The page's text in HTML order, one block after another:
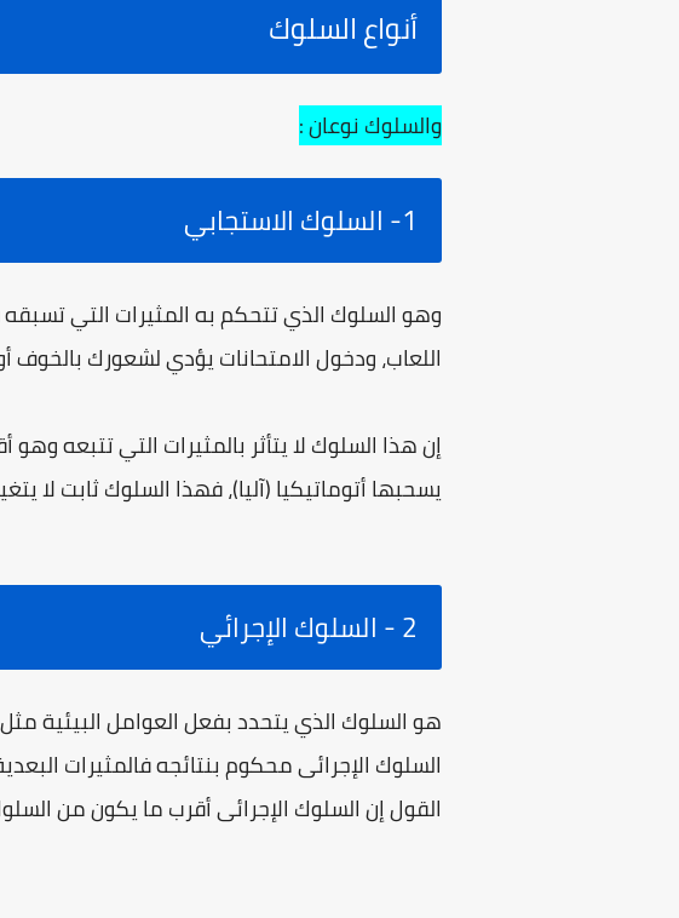
أنواع السلوك
والسلوك نوعان :
1- السلوك الاستجابي
وهو السلوك الذي تتحكم به المثيرات التي
اللعاب، ودخول الامتحانات يؤدي لشعورك
إن هذا السلوك لا يتأثر بالمثيرات التي تتبعه
يسحبها أتوماتيكيا (آليا)، فهذا السلوك ثابت لا
2 - السلوك الإجرائي
هو السلوك الذي يتحدد بفعل العوامل البيئية مثل
السلوك الإجرائى محكوم بنتائجه فالمثيرات
القول إن السلوك الإجرائى أقرب ما يكون من